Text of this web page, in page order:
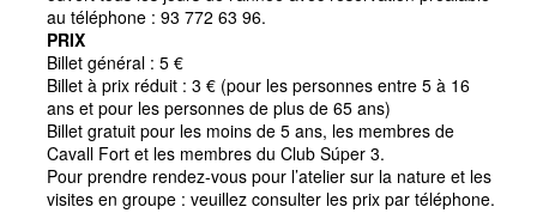
au téléphone : 93 772 63 96.
PRIX
Billet général : 5 €
Billet à prix réduit : 3 € (pour les personnes entre 5 à 16
ans et pour les personnes de plus de 65 ans)
Billet gratuit pour les moins de 5 ans, les membres de
Cavall Fort et les membres du Club Súper 3.
Pour prendre rendez-vous pour l’atelier sur la nature et les
visites en groupe : veuillez consulter les prix par téléphone.